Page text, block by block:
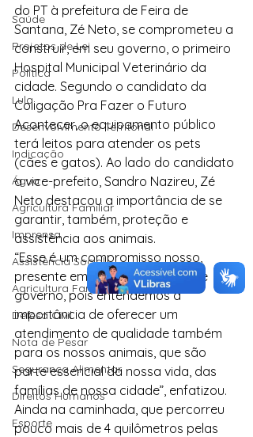
Saúde
Projetos de Lei
Política
Lula
Desenvolvimento Territorial
Indicação
Água
Agricultura Familiar
Imprensa
Assistência Social
Agricultura Familiar
Defesa Civil
Nota de Pesar
Segurança Alimentar
Direitos Humanos
Esporte
do PT à prefeitura de Feira de
Santana, Zé Neto, se comprometeu a
construir, em seu governo, o primeiro
Hospital Municipal Veterinário da
cidade. Segundo o candidato da
Coligação Pra Fazer o Futuro
Acontecer, o equipamento público
terá leitos para atender os pets
(cães e gatos). Ao lado do candidato
a vice-prefeito, Sandro Nazireu, Zé
Neto destacou a importância de se
garantir, também, proteção e
assistência aos animais.
“Esse é um compromisso nosso,
presente em nosso programa de
governo, pois entendemos a
importância de oferecer um
atendimento de qualidade também
para os nossos animais, que são
parte essencial da nossa vida, das
famílias de nossa cidade”, enfatizou.
Ainda na caminhada, que percorreu
pouco mais de 4 quilômetros pelas